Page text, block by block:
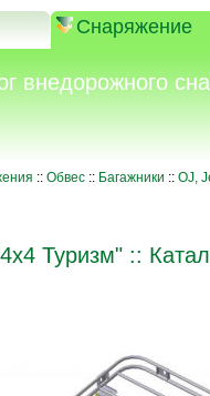
Снаряжение
внедорожного
:: Обвес:: Багажники :: OJ,
Туризм" ::